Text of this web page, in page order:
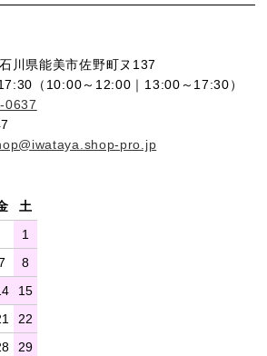
川県能美市佐野町ヌ137
（10:00～12:00｜13:00～17:30）
0637
pro.jp
土
1
8
15
22
29